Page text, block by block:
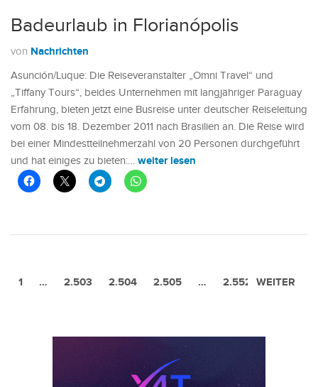
Badeurlaub in Florianópolis
von Nachrichten
Asunción/Luque: Die Reiseveranstalter „Omni Travel“ und
„Tiffany Tours“, beides Unternehmen mit langjähriger Paraguay
Erfahrung, bieten jetzt eine Busreise unter deutscher Reiseleitung
vom 08. bis 18. Dezember 2011 nach Brasilien an. Die Reise wird
bei einer Mindestteilnehmerzahl von 20 Personen durchgeführt
und hat einiges zu bieten:… weiter lesen
VORHERIGE
1 … 2.503 2.504 2.505 … 2.552 WEITER